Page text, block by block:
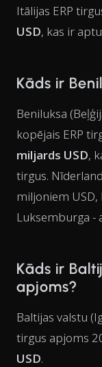
Itālijas ERP
USD, kas ir
Kāds ir
Beniluksa
kopējais ERP
miljards USD,
tirgus.
miljoniem USD,
Luksemburga -
Kāds ir
apjoms?
Baltijas valstu
tirgus apjoms
USD.